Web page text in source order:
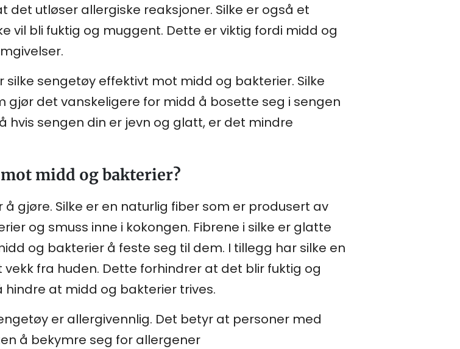
det utløser allergiske reaksjoner. Silke er også et
vil bli fuktig og muggent. Dette er viktig fordi midd og
sengetøy effektivt mot midd og bakterier. Silke
gjør det vanskeligere for midd å bosette seg i sengen
hvis sengen din er jevn og glatt, er det mindre
midd og bakterier?
gjøre. Silke er en naturlig fiber som er produsert av
og smuss inne i kokongen. Fibrene i silke er glatte
og bakterier å feste seg til dem. I tillegg har silke en
fra huden. Dette forhindrer at det blir fuktig og
hindre at midd og bakterier trives.
er allergivennlig. Det betyr at personer med
å bekymre seg for allergener